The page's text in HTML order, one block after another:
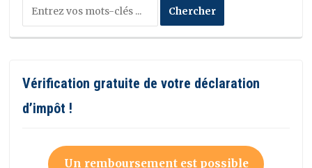
Vérification gratuite de votre déclaration
d’impôt !
Un remboursement est possible